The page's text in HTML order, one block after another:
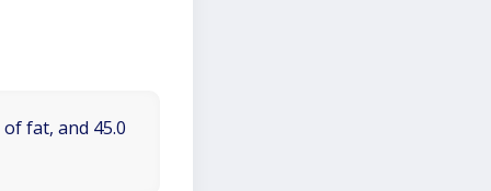
fat, and 45.0